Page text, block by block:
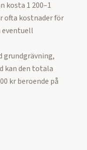
kosta 1 200–1
ofta kostnader för
eventuell
kan den totala
kr beroende på